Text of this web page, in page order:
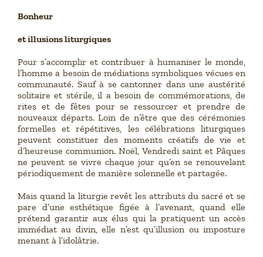
Bonheur
et illusions liturgiques
Pour s’accomplir et contribuer à humaniser le monde,
l’homme a besoin de médiations symboliques vécues en
communauté. Sauf à se cantonner dans une austérité
solitaire et stérile, il a besoin de commémorations, de
rites et de fêtes pour se ressourcer et prendre de
nouveaux départs. Loin de n’être que des cérémonies
formelles et répétitives, les célébrations liturgiques
peuvent constituer des moments créatifs de vie et
d’heureuse communion. Noël, Vendredi saint et Pâques
ne peuvent se vivre chaque jour qu’en se renouvelant
périodiquement de manière solennelle et partagée.
Mais quand la liturgie revêt les attributs du sacré et se
pare d’une esthétique figée à l’avenant, quand elle
prétend garantir aux élus qui la pratiquent un accès
immédiat au divin, elle n’est qu’illusion ou imposture
menant à l’idolâtrie.